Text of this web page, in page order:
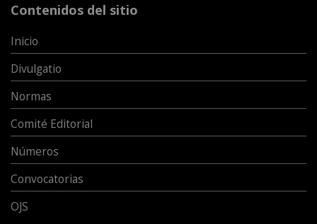
Contenidos del sitio
Inicio
Divulgatio
Normas
Comité Editorial
Números
Convocatorias
OJS